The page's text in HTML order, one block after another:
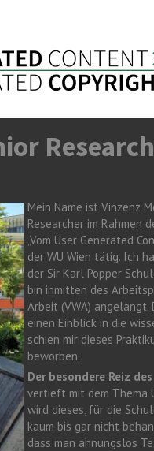
Mein Name ist Vinzenz
Researcher im Rahmen
„Vom User Generated
der WU Wien tätig. Ich
der Sir Karl Popper
bin inmitten des
Arbeit (VWA)
einen Einblick in die
schien mir dieses
beworben.
Der besondere Reiz
vertieft mit dem Thema
wird dieses, für die
kaum bis gar nicht
dass man ahnungslos